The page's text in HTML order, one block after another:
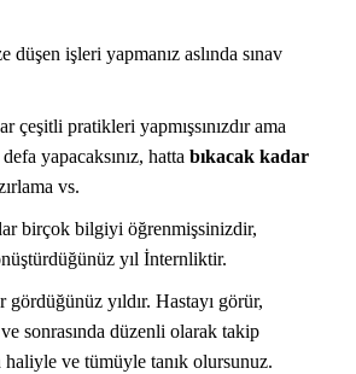
düşen işleri yapmanız aslında sınav
çeşitli pratikleri yapmışsınızdır ama
yapacaksınız, hatta bıkacak kadar
vs.
birçok bilgiyi öğrenmişsinizdir,
yıl İnternliktir.
gördüğünüz yıldır. Hastayı görür,
ve sonrasında düzenli olarak takip
haliyle ve tümüyle tanık olursunuz.
Branşları/Bölümleri Nelerdir?